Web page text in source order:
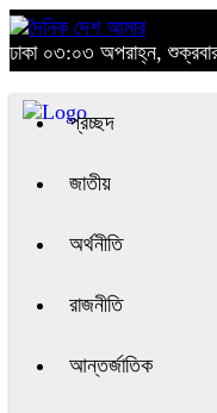
ঢাকা ০৩:০৩ অপরাহ্ন,
প্রচ্ছদ
জাতীয়
অর্থনীতি
রাজনীতি
আন্তর্জাতিক